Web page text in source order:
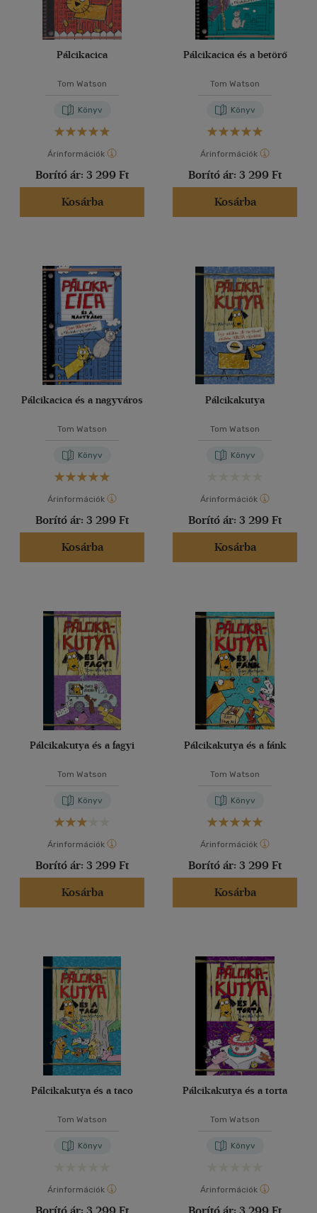
Pálcikacica
Tom Watson
Könyv
Árinformációk
Borító ár: 3 299 Ft
Kosárba
Pálcikacica és a betörő
Tom Watson
Könyv
Árinformációk
Borító ár: 3 299 Ft
Kosárba
Pálcikacica és a nagyváros
Tom Watson
Könyv
Árinformációk
Borító ár: 3 299 Ft
Kosárba
Pálcikakutya
Tom Watson
Könyv
Árinformációk
Borító ár: 3 299 Ft
Kosárba
Pálcikakutya és a fagyi
Tom Watson
Könyv
Árinformációk
Borító ár: 3 299 Ft
Kosárba
Pálcikakutya és a fánk
Tom Watson
Könyv
Árinformációk
Borító ár: 3 299 Ft
Kosárba
Pálcikakutya és a taco
Tom Watson
Könyv
Árinformációk
Pálcikakutya és a torta
Tom Watson
Könyv
Árinformációk